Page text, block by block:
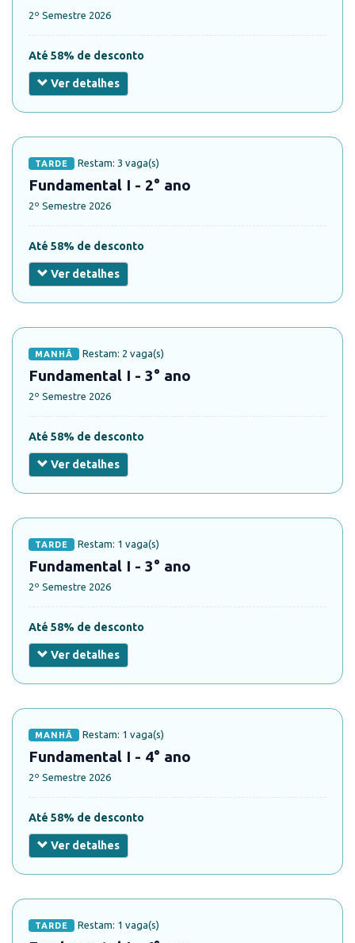
2º Semestre 2026
Até 58% de desconto
Ver detalhes
TARDE Restam: 3 vaga(s)
Fundamental I - 2° ano
2º Semestre 2026
Até 58% de desconto
Ver detalhes
MANHÃ Restam: 2 vaga(s)
Fundamental I - 3° ano
2º Semestre 2026
Até 58% de desconto
Ver detalhes
TARDE Restam: 1 vaga(s)
Fundamental I - 3° ano
2º Semestre 2026
Até 58% de desconto
Ver detalhes
MANHÃ Restam: 1 vaga(s)
Fundamental I - 4° ano
2º Semestre 2026
Até 58% de desconto
Ver detalhes
TARDE Restam: 1 vaga(s)